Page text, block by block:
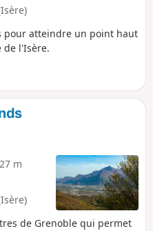
pour atteindre un point haut
de l'Isère.
m
de Grenoble qui permet